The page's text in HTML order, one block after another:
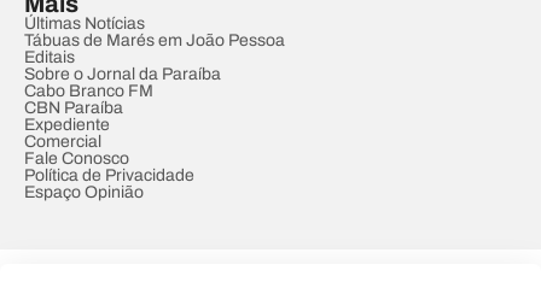
Últimas Notícias
Tábuas de Marés em João Pessoa
Editais
Sobre o Jornal da Paraíba
Cabo Branco FM
CBN Paraíba
Expediente
Comercial
Fale Conosco
Política de Privacidade
Espaço Opinião